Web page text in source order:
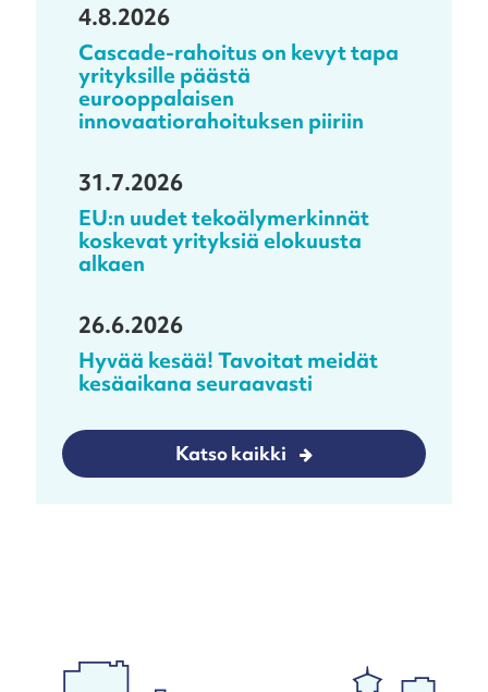
4.8.2026
Cascade-rahoitus on kevyt tapa
yrityksille päästä
eurooppalaisen
innovaatiorahoituksen piiriin
31.7.2026
EU:n uudet tekoälymerkinnät
koskevat yrityksiä elokuusta
alkaen
26.6.2026
Hyvää kesää! Tavoitat meidät
kesäaikana seuraavasti
Katso kaikki